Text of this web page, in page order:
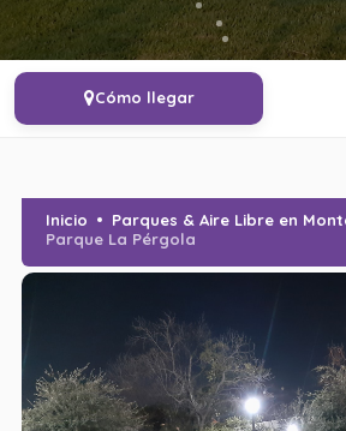
Cómo llegar
Inicio
Parques & Aire Libre en
Parque La Pérgola